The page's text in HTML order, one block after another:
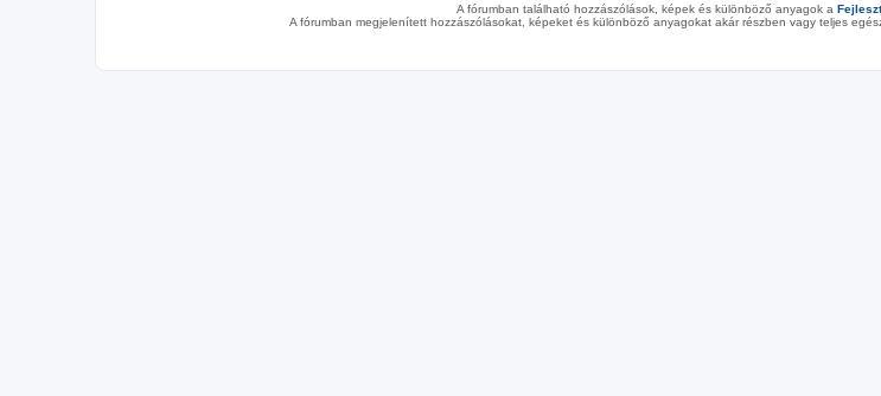
A fórumban található hozzászólások, képek és különböző anyagok a
A fórumban megjelenített hozzászólásokat, képeket és különböző anyagokat akár részben vagy teljes